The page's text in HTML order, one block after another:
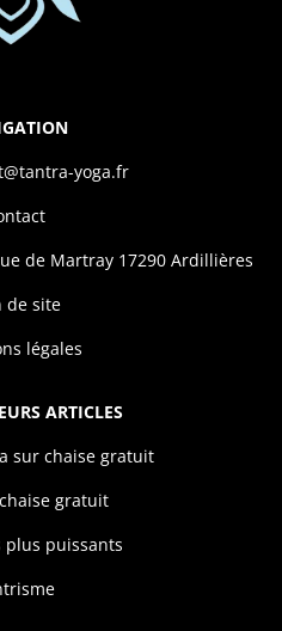
yoga.fr
de Martray 17290 Ardillières
de site
légales
ARTICLES
sur chaise gratuit
gratuit
plus puissants